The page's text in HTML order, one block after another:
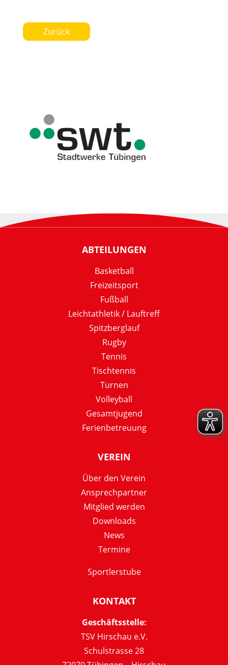
Zurück
ABTEILUNGEN
Basketball
Freizeitsport
Fußball
Leichtathletik / Lauftreff
Spitzberglauf
Rugby
Tennis
Tischtennis
Turnen
Volleyball
Gesamtjugend
Ferienbetreuung
VEREIN
Über den Verein
Ansprechpartner
Mitglied werden
Downloads
News
Termine
Sportlerstube
KONTAKT
Geschäftsstelle:
TSV Hirschau e.V.
Schulstrasse 28